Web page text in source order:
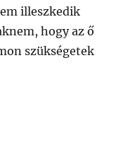
illeszkedik
hogy az ő
szükségetek